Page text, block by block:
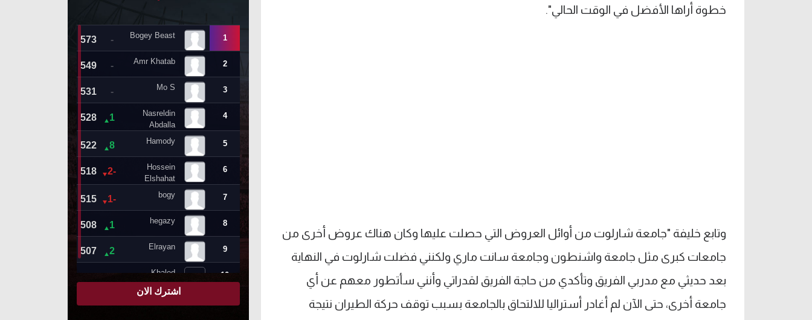
خطوة أراها الأفضل في الوقت الحالي".
وتابع خليفة "جامعة شارلوت من أوائل العروض التي حصلت عليها وكان هناك عروض أخرى من
جامعات كبرى مثل جامعة واشنطون وجامعة سانت ماري ولكنني فضلت شارلوت في النهاية
بعد حديثي مع مدربي الفريق وتأكدي من حاجة الفريق لقدراتي وأنني سأتطور معهم عن أي
جامعة أخرى، حتى الآن لم أغادر أستراليا للالتحاق بالجامعة بسبب توقف حركة الطيران نتيجة